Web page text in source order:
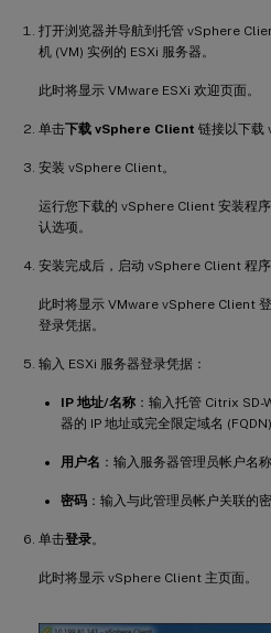
打开浏览器并导航到托管 vSphere
机 (VM) 实例的 ESXi 服务器。
此时将显示 VMware ESXi 欢迎页面。
单击下载 vSphere Client 链接以下载
安装 vSphere Client。
运行您下载的 vSphere Client 安装程
认选项。
安装完成后，启动 vSphere Client 程序
此时将显示 VMware vSphere Client
登录凭据。
输入 ESXi 服务器登录凭据：
IP 地址/名称 ：输入托管 Citrix SD-
器的 IP 地址或完全限定域名 (FQDN)
用户名 ：输入服务器管理员帐户名
密码 ：输入与此管理员帐户关联的密
单击登录。
此时将显示 vSphere Client 主页面。